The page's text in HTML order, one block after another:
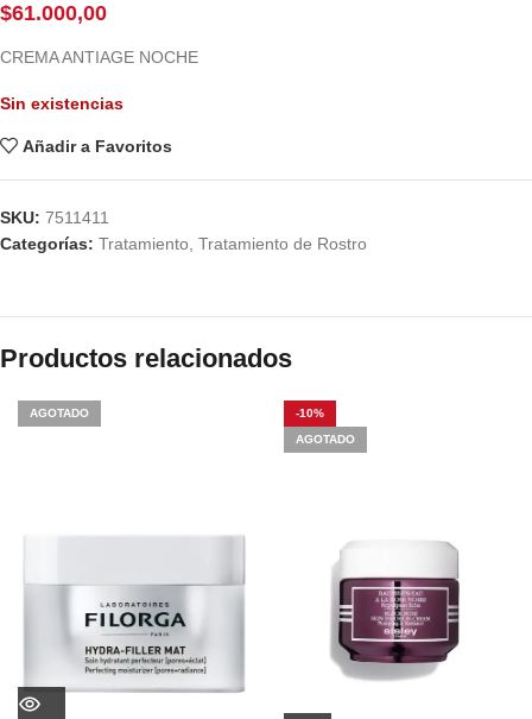
$61.000,00
CREMA ANTIAGE NOCHE
Sin existencias
Añadir a Favoritos
SKU: 7511411
Categorías: Tratamiento Tratamiento de Rostro
Productos relacionados
AGOTADO
-10%
AGOTADO